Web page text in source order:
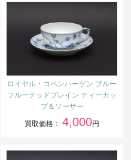
ロイヤル・コペンハーゲン ブルー
フルーテッドプレイン ティーカッ
プ＆ソーサー
買取価格： 4,000円